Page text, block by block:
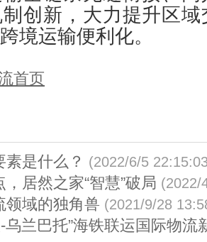
创新，大力提升区
境运输便利化。
首页
是什么？ (2022/6/5
居然之家“智慧”破局 (2022/
域的独角兽 (2021/9/28
乌兰巴托”海铁联运国际物流